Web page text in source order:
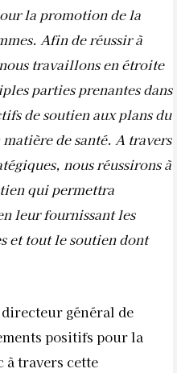
la promotion de la
Afin de réussir à
travaillons en étroite
parties prenantes dans
de soutien aux plans du
de santé. A travers
nous réussirons à
qui permettra
leur fournissant les
et tout le soutien dont
général de
positifs pour la
à travers cette